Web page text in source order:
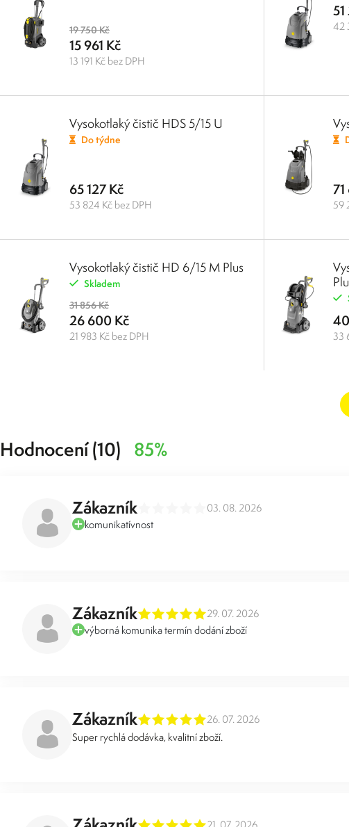
19 750 Kč
15 961 Kč
13 191 Kč bez DPH
42
Vysokotlaký čistič HDS 5/15 U
Do týdne
65 127 Kč
53 824 Kč bez DPH 59
Vysokotlaký čistič HD 6/15 M Plus
Skladem
31 856 Kč
26 600 Kč
21 983 Kč bez DPH 33
Hodnocení (10) 85%
Zákazník 03. 08. 2026
komunikatívnost
Zákazník 29. 07. 2026
výborná komunika termín dodání zboží
Zákazník 26. 07. 2026
Super rychlá dodávka, kvalitní zboží.